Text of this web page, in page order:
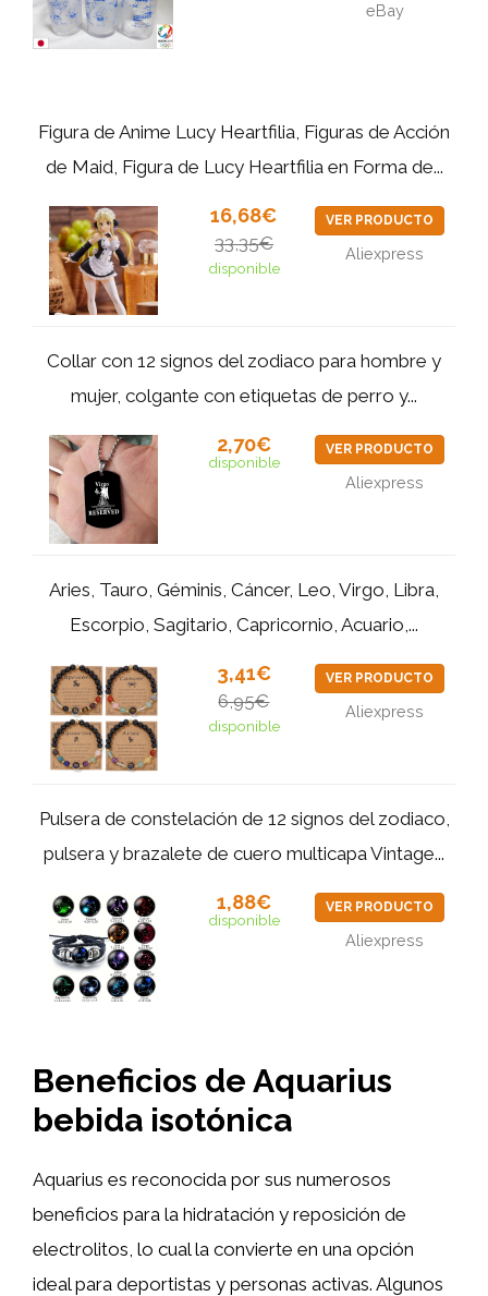
eBay
Figura de Anime Lucy Heartfilia, Figuras de Acción
de Maid, Figura de Lucy Heartfilia en Forma de...
16,68€
33,35€
disponible
VER PRODUCTO
Aliexpress
Collar con 12 signos del zodiaco para hombre y
mujer, colgante con etiquetas de perro y...
2,70€
disponible
VER PRODUCTO
Aliexpress
Aries, Tauro, Géminis, Cáncer, Leo, Virgo, Libra,
Escorpio, Sagitario, Capricornio, Acuario,...
3,41€
6,95€
disponible
VER PRODUCTO
Aliexpress
Pulsera de constelación de 12 signos del zodiaco,
pulsera y brazalete de cuero multicapa Vintage...
1,88€
disponible
VER PRODUCTO
Aliexpress
Beneficios de Aquarius
bebida isotónica
Aquarius es reconocida por sus numerosos
beneficios para la hidratación y reposición de
electrolitos, lo cual la convierte en una opción
ideal para deportistas y personas activas. Algunos